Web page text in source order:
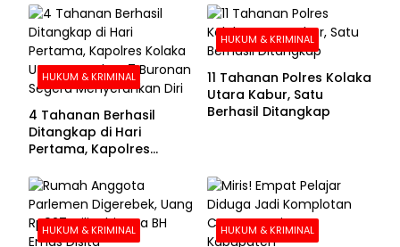
Evakuasi Jenazah
Korban
HUKUM & KRIMINAL
4 Tahanan Berhasil
Ditangkap di Hari
Pertama, Kapolres
Buronan Segera
Menyerahkan Diri
HUKUM & KRIMINAL
11 Tahanan Polres Kolaka
Utara Kabur, Satu
Berhasil Ditangkap
HUKUM & KRIMINAL HUKUM & KRIMINAL